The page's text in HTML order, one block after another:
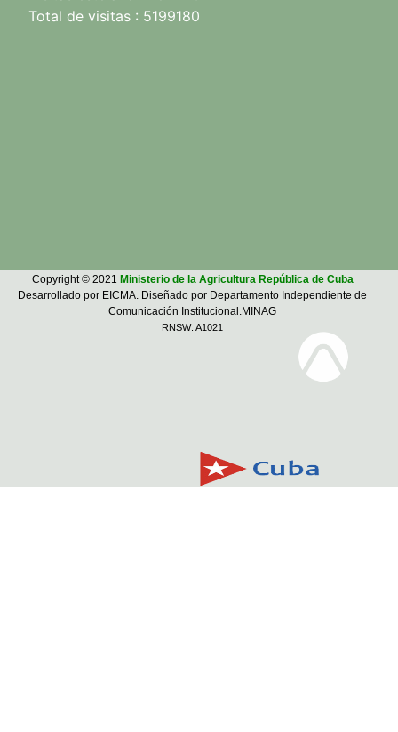
Total de visitas : 5199180
Copyright © 2021 Ministerio de la Agricultura República de Cuba
Desarrollado por EICMA. Diseñado por Departamento Independiente de
Comunicación Institucional.MINAG
RNSW: A1021